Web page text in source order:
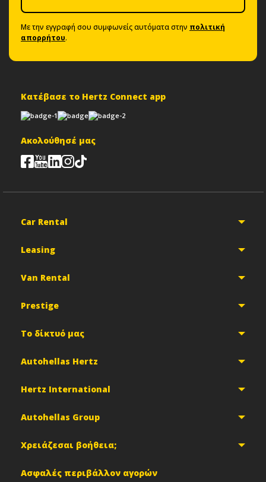
Με την εγγραφή σου συμφωνείς αυτόματα στην πολιτική
απορρήτου.
Κατέβασε το Hertz Connect app
Ακολούθησέ μας
Car Rental
Leasing
Van Rental
Prestige
Το δίκτυό μας
Autohellas Hertz
Hertz International
Autohellas Group
Χρειάζεσαι βοήθεια;
Ασφαλές περιβάλλον αγορών